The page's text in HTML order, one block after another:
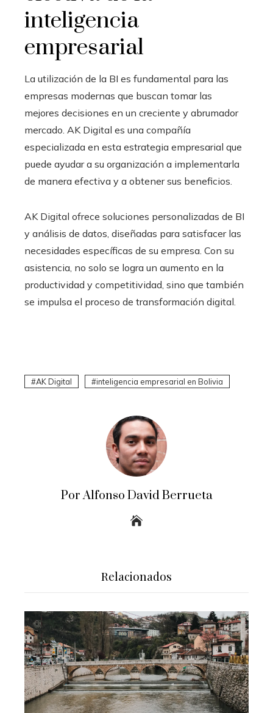
inteligencia
empresarial
La utilización de la BI es fundamental para las
empresas modernas que buscan tomar las
mejores decisiones en un creciente y abrumador
mercado. AK Digital es una compañía
especializada en esta estrategia empresarial que
puede ayudar a su organización a implementarla
de manera efectiva y a obtener sus beneficios.
AK Digital ofrece soluciones personalizadas de BI
y análisis de datos, diseñadas para satisfacer las
necesidades específicas de su empresa. Con su
asistencia, no solo se logra un aumento en la
productividad y competitividad, sino que también
se impulsa el proceso de transformación digital.
AK Digital inteligencia empresarial en Bolivia
Por Alfonso David Berrueta
Relacionados